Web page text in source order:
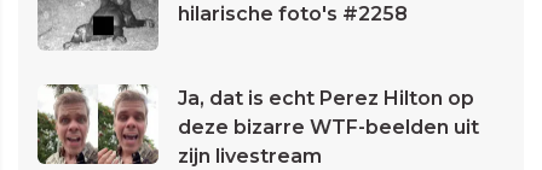
hilarische foto's #2258
Ja, dat is echt Perez Hilton op
deze bizarre WTF-beelden uit
zijn livestream